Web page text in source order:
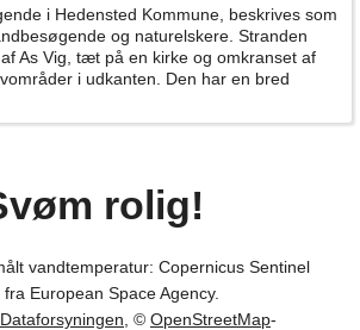
i Hedensted Kommune, beskrives som
og naturelskere. Stranden
As Vig, tæt på en kirke og omkranset af
i udkanten. Den har en bred
rolig!
vandtemperatur: Copernicus Sentinel
European Space Agency.
Dataforsyningen , © OpenStreetMap-